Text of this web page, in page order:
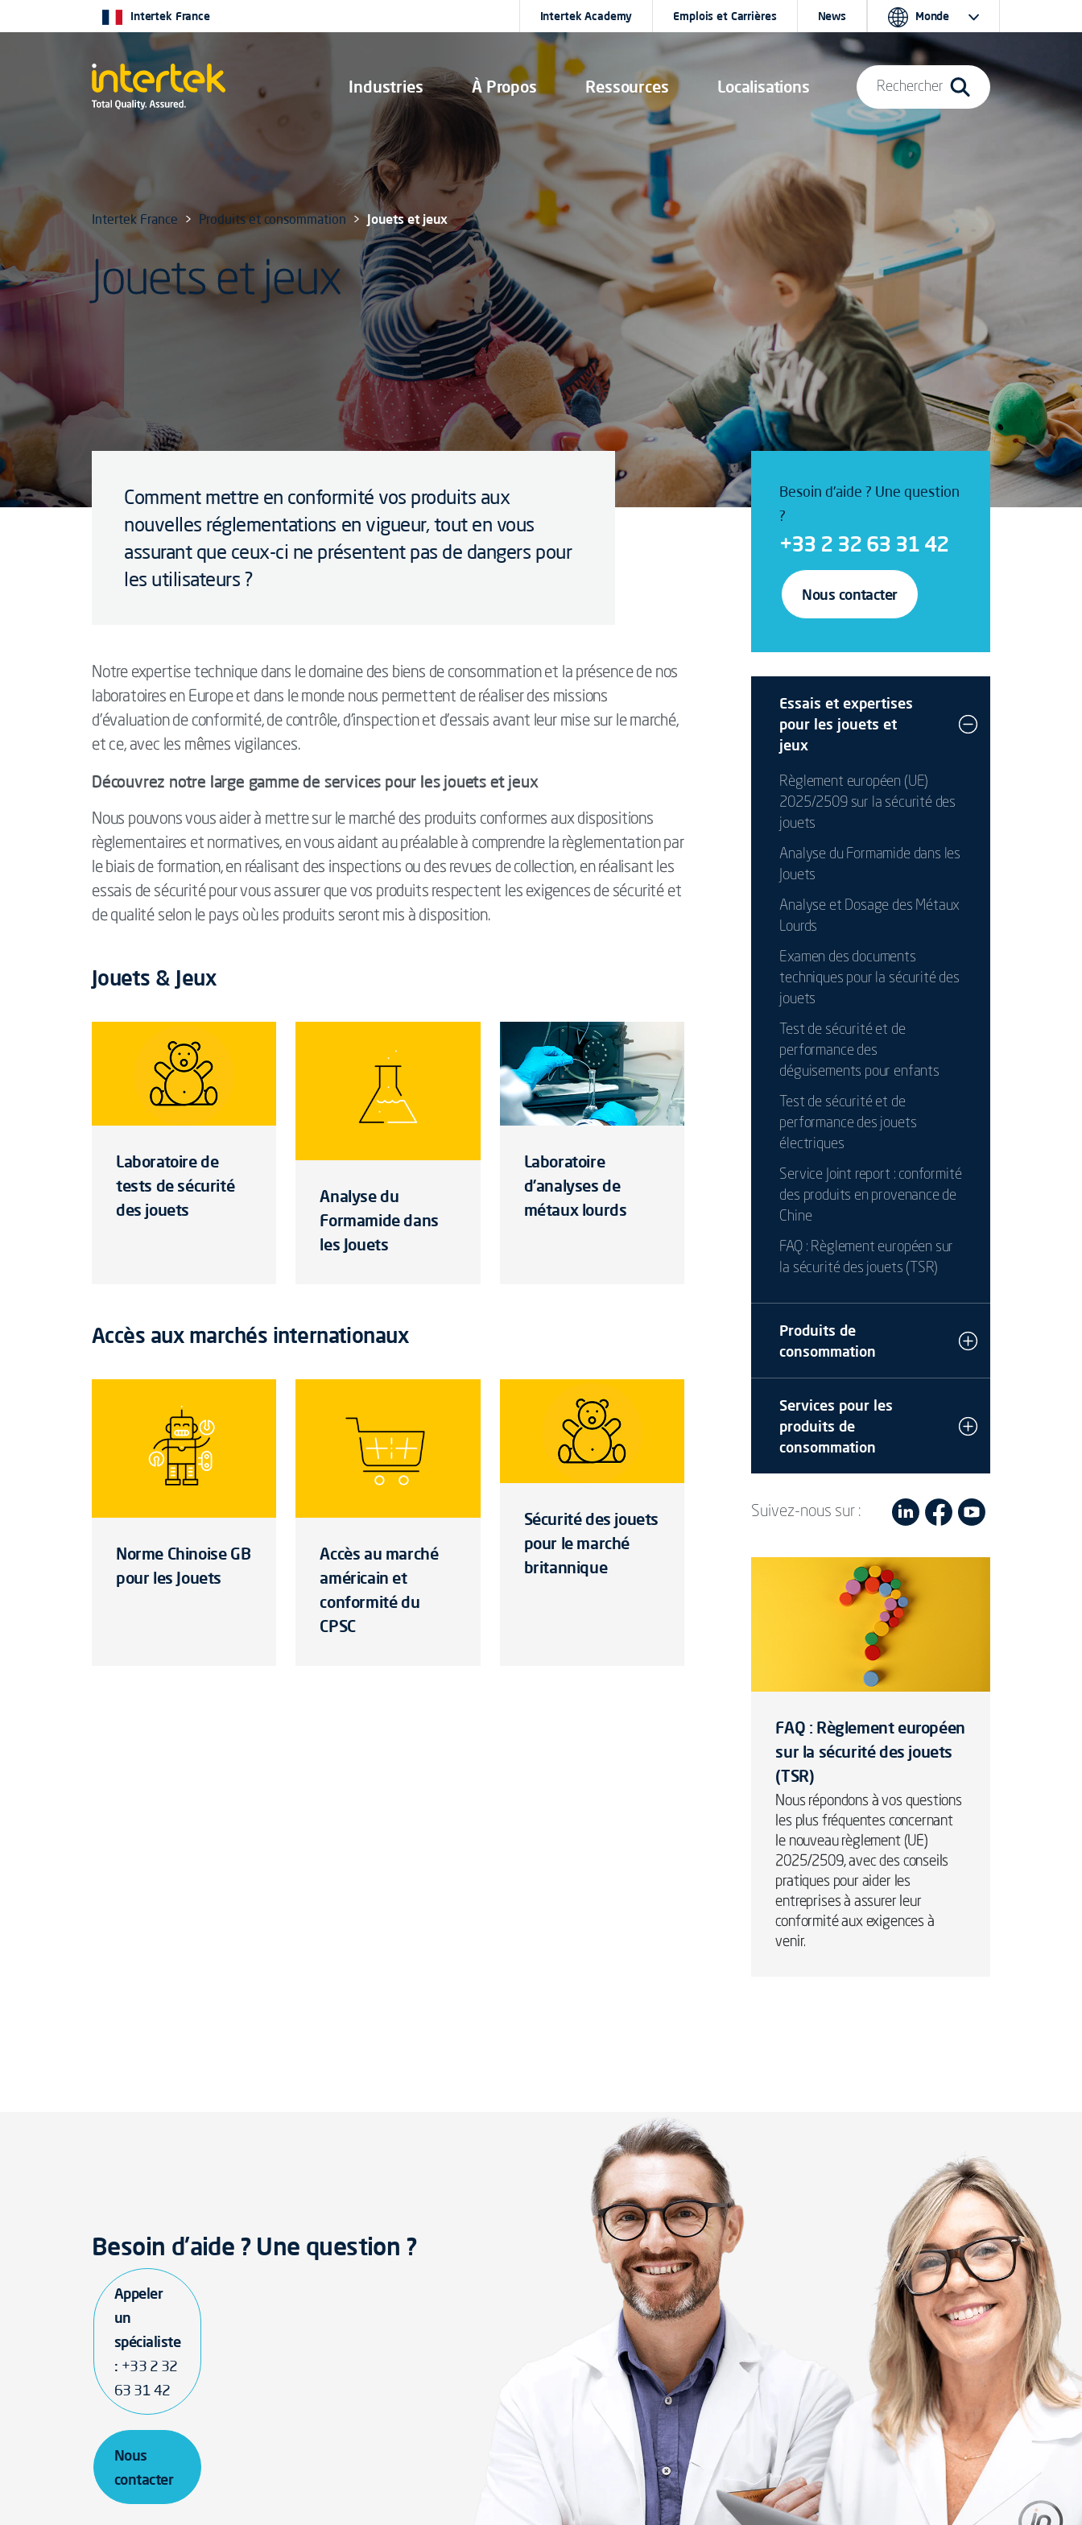
Industries À Propos Ressources Localisations
Intertek France Intertek Academy Emplois et Carrières News Monde
Rechercher
Intertek France Produits et consommation Jouets et jeux
Jouets et jeux
Comment mettre en conformité vos produits aux
nouvelles réglementations en vigueur, tout en vous
assurant que ceux-ci ne présentent pas de dangers pour
les utilisateurs ?
Notre expertise technique dans le domaine des biens de consommation et la présence de nos
laboratoires en Europe et dans le monde nous permettent de réaliser des missions
d’évaluation de conformité, de contrôle, d’inspection et d’essais avant leur mise sur le marché,
et ce, avec les mêmes vigilances.
Découvrez notre large gamme de services pour les jouets et jeux
Nous pouvons vous aider à mettre sur le marché des produits conformes aux dispositions
règlementaires et normatives, en vous aidant au préalable à comprendre la règlementation par
le biais de formation, en réalisant des inspections ou des revues de collection, en réalisant les
essais de sécurité pour vous assurer que vos produits respectent les exigences de sécurité et
de qualité selon le pays où les produits seront mis à disposition.
Jouets & Jeux
Laboratoire de
tests de sécurité
des jouets
Analyse du
Formamide dans
les Jouets
Laboratoire
d’analyses de
métaux lourds
Accès aux marchés internationaux
Norme Chinoise GB
pour les Jouets
Accès au marché
américain et
conformité du
CPSC
Sécurité des jouets
pour le marché
britannique
Besoin d'aide ? Une question
?
+33 2 32 63 31 42
Nous contacter
Essais et expertises
pour les jouets et
jeux
Règlement européen (UE)
2025/2509 sur la sécurité des
jouets
Analyse du Formamide dans les
Jouets
Analyse et Dosage des Métaux
Lourds
Examen des documents
techniques pour la sécurité des
jouets
Test de sécurité et de
performance des
déguisements pour enfants
Test de sécurité et de
performance des jouets
électriques
Service Joint report : conformité
des produits en provenance de
Chine
FAQ : Règlement européen sur
la sécurité des jouets (TSR)
Produits de
consommation
Services pour les
produits de
consommation
Suivez-nous sur :
FAQ : Règlement européen
sur la sécurité des jouets
(TSR)
Nous répondons à vos questions
les plus fréquentes concernant
le nouveau règlement (UE)
2025/2509, avec des conseils
pratiques pour aider les
entreprises à assurer leur
conformité aux exigences à
venir.
Besoin d'aide ? Une question ?
Appeler
un
spécialiste
: +33 2 32
63 31 42
Nous
contacter